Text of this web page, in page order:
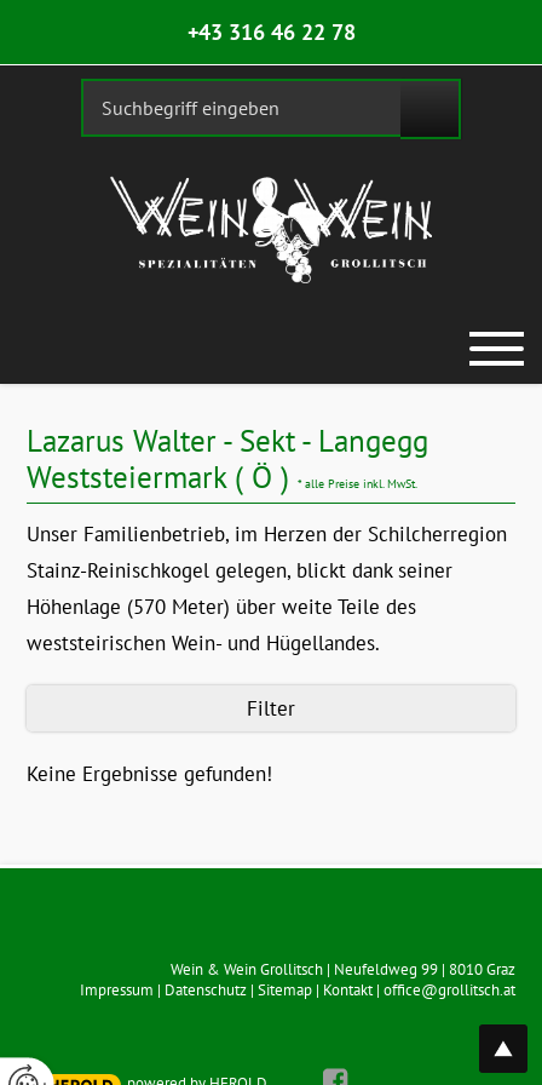
+43 316 46 22 78
Lazarus Walter - Sekt - Langegg
Weststeiermark ( Ö )
* alle Preise inkl. MwSt.
Unser Familienbetrieb, im Herzen der Schilcherregion
Stainz-Reinischkogel gelegen, blickt dank seiner
Höhenlage (570 Meter) über weite Teile des
weststeirischen Wein- und Hügellandes.
Filter
Keine Ergebnisse gefunden!
Wein & Wein Grollitsch| Neufeldweg 99| 8010 Graz
Impressum | Datenschutz| Sitemap| Kontakt| office@grollitsch.at